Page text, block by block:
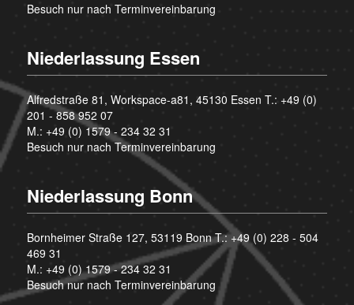
Besuch nur nach Terminvereinbarung
Niederlassung Essen
Alfredstraße 81, Workspace-a81, 45130 Essen T.: +49 (0)
201 - 858 952 07
M.: +49 (0) 1579 - 234 32 31
Besuch nur nach Terminvereinbarung
Niederlassung Bonn
Bornheimer Straße 127, 53119 Bonn T.:+49 (0) 228 - 504
469 31
M.: +49 (0) 1579 - 234 32 31
Besuch nur nach Terminvereinbarung